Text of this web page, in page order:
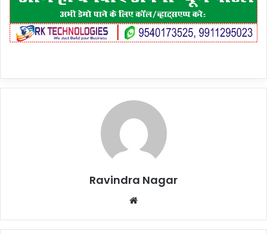
Ravindra Nagar
Website